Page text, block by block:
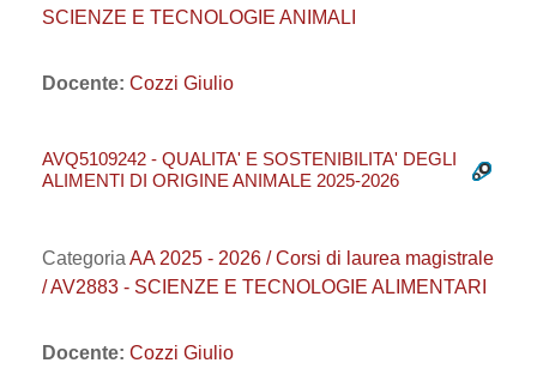
SCIENZE E TECNOLOGIE ANIMALI
Docente: Cozzi Giulio
AVQ5109242 - QUALITA' E SOSTENIBILITA' DEGLI
ALIMENTI DI ORIGINE ANIMALE 2025-2026
Categoria AA 2025 - 2026 / Corsi di laurea magistrale
/ AV2883 - SCIENZE E TECNOLOGIE ALIMENTARI
Docente: Cozzi Giulio